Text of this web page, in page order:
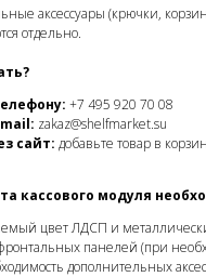
аксессуары (крючки,
отдельно.
+7 495 920 70 08
zakaz@shelfmarket.su
сайт: добавьте товар в
кассового модуля
цвет ЛДСП и
панелей (при
дополнительных